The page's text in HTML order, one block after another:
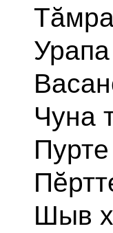
Чуна
Шыв